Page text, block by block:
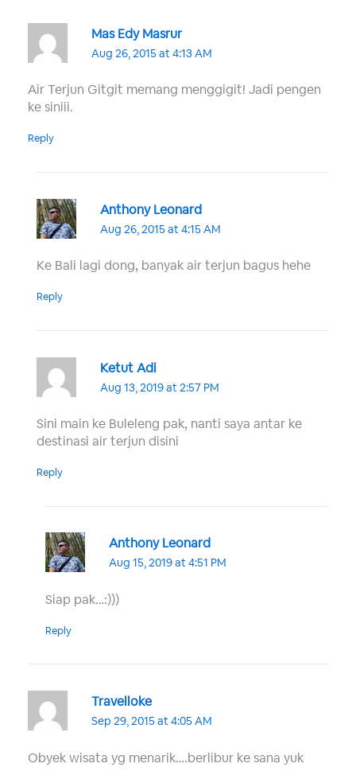
Mas Edy Masrur
Aug 26, 2015 at 4:13 AM
Air Terjun Gitgit memang menggigit! Jadi pengen
ke siniii.
Reply
Anthony Leonard
Aug 26, 2015 at 4:15 AM
Ke Bali lagi dong, banyak air terjun bagus hehe
Reply
Ketut Adi
Aug 13, 2019 at 2:57 PM
Sini main ke Buleleng pak, nanti saya antar ke
destinasi air terjun disini
Reply
Anthony Leonard
Aug 15, 2019 at 4:51 PM
Siap pak…:)))
Reply
Travelloke
Sep 29, 2015 at 4:05 AM
Obyek wisata yg menarik….berlibur ke sana yuk